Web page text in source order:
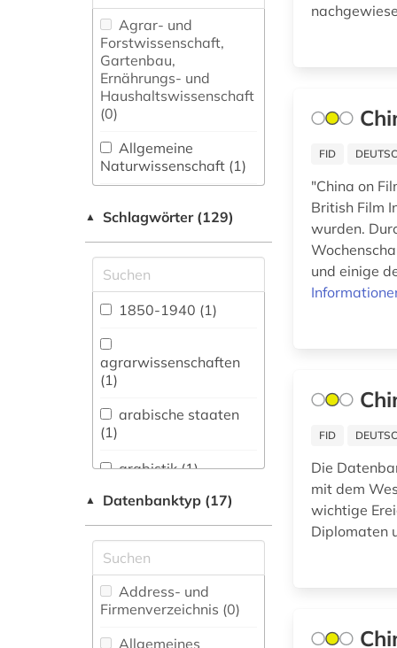
Agrar- und
Forstwissenschaft,
Gartenbau,
Ernährungs- und
Haushaltswissenschaft
(0)
Allgemeine
Naturwissenschaft (1)
fachübergreifende
Allgemeine und
vergleichende Sprach-
und
Literaturwissenschaft.
Indogermanistik.
Außereuropäische
Sprachen und
Anglistik.
Vermessungswesen (0)
Australien,
Neuseeland (0)
Biologie,
▲ Schlagwörter (129)
1850-1940 (1)
agrarwissenschaften
(1)
arabische staaten
(1)
arabistik (1)
archäologie (1)
asien (2)
auktion (1)
außenpolitik (2)
▲ Datenbanktyp (17)
Address- und
Firmenverzeichnis (0)
Allgemeines
FID
"China on
British Film
wurden.
und einige
FID
Die
mit dem
wichtige
Diplomaten